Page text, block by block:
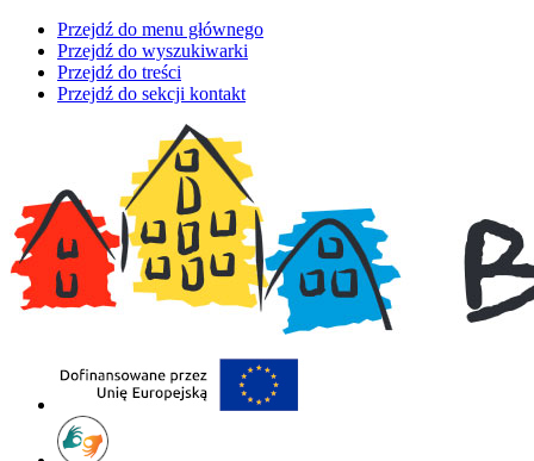
Przejdź do menu głównego
Przejdź do wyszukiwarki
Przejdź do treści
Przejdź do sekcji kontakt